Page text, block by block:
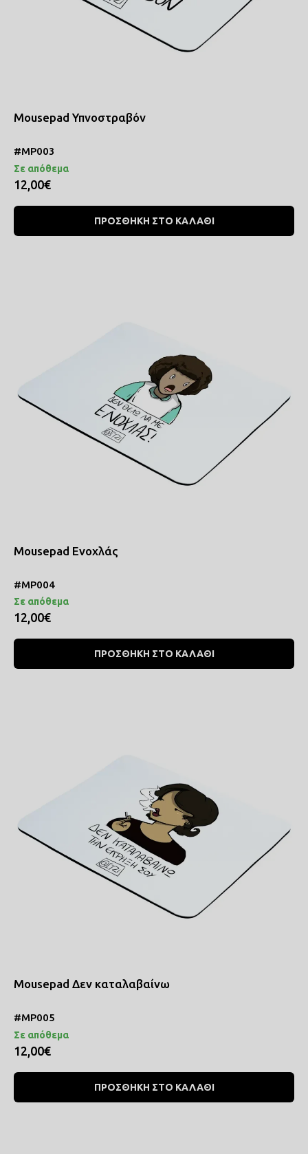
Mousepad Υπνοστραβόν
#MP003
Σε απόθεμα
12,00€
ΠΡΟΣΘΗΚΗ ΣΤΟ ΚΑΛΑΘΙ
Mousepad Ενοχλάς
#MP004
Σε απόθεμα
12,00€
ΠΡΟΣΘΗΚΗ ΣΤΟ ΚΑΛΑΘΙ
Mousepad Δεν καταλαβαίνω
#MP005
Σε απόθεμα
12,00€
ΠΡΟΣΘΗΚΗ ΣΤΟ ΚΑΛΑΘΙ